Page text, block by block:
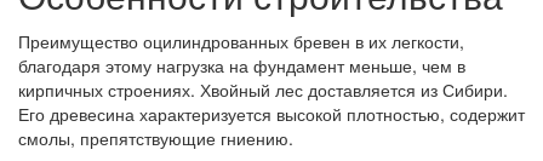
Преимущество оцилиндрованных бревен в их легкости,
благодаря этому нагрузка на фундамент меньше, чем в
кирпичных строениях. Хвойный лес доставляется из Сибири.
Его древесина характеризуется высокой плотностью, содержит
смолы, препятствующие гниению.